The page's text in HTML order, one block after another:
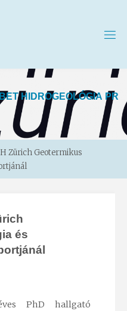
BET H D ROGEOLÓGIA P R
Zürich Geotermikus
és
PhD hallgató